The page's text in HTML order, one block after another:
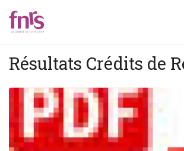
Résultats Crédits de